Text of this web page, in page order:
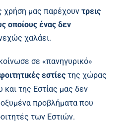
χρήση μας παρέχουν τρεις
οποίους ένας δεν
χαλάει.
σε «πανηγυρικό»
εστίες της χώρας
της Εστίας μας δεν
προβλήματα που
των Εστιών.